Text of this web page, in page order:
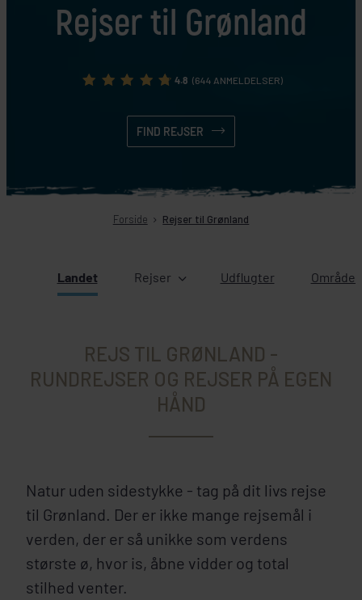
Rejser til Grønland
4.8 (644 ANMELDELSER)
FIND REJSER
Forside Rejser til Grønland
Landet Rejser Udflugter
REJS TIL GRØNLAND -
RUNDREJSER OG REJSER PÅ EGEN
HÅND
Natur uden sidestykke - tag på dit livs rejse
til Grønland. Der er ikke mange rejsemål i
verden, der er så unikke som verdens
største ø, hvor is, åbne vidder og total
stilhed venter.